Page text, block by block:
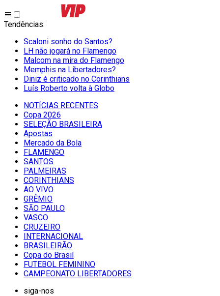
Tendências:
Scaloni sonho do Santos?
LH não jogará no Flamengo
Malcom na mira do Flamengo
Memphis na Libertadores?
Diniz é criticado no Corinthians
Luís Roberto volta à Globo
NOTÍCIAS RECENTES
Copa 2026
SELEÇÃO BRASILEIRA
Apostas
Mercado da Bola
FLAMENGO
SANTOS
PALMEIRAS
CORINTHIANS
AO VIVO
GRÊMIO
SĀO PAULO
VASCO
CRUZEIRO
INTERNACIONAL
BRASILEIRÃO
Copa do Brasil
FUTEBOL FEMININO
CAMPEONATO LIBERTADORES
siga-nos